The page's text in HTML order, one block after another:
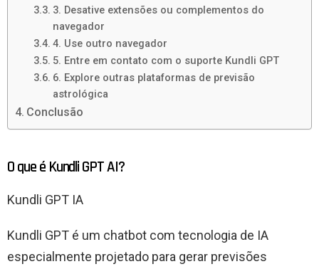
3. Desative extensões ou complementos do
navegador
4. Use outro navegador
5. Entre em contato com o suporte Kundli GPT
6. Explore outras plataformas de previsão
astrológica
Conclusão
O que é Kundli GPT AI?
Kundli GPT IA
Kundli GPT é um chatbot com tecnologia de IA
especialmente projetado para gerar previsões